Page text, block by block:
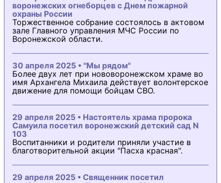
воронежских огнеборцев с Днем пожарной
охраны России
Торжественное собрание состоялось в актовом
зале Главного управления МЧС России по
Воронежской области.
30 апреля 2025 • "Мы рядом"
Более двух лет при нововоронежском храме во
имя Архангела Михаила действует волонтерское
движение для помощи бойцам СВО.
29 апреля 2025 • Настоятель храма пророка
Самуила посетил воронежский детский сад N
103
Воспитанники и родители приняли участие в
благотворительной акции "Пасха красная".
29 апреля 2025 • Священник посетил